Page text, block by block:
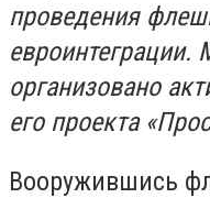
проведения
организовано
его проекта
Вооружившись